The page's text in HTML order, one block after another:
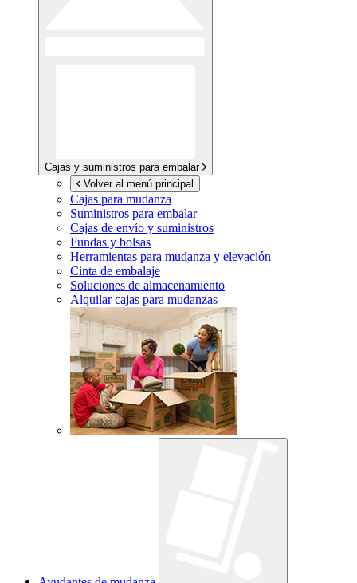
Cajas y suministros para embalar
Volver al menú principal
Cajas para mudanza
Suministros para embalar
Cajas de envío y suministros
Fundas y bolsas
Herramientas para mudanza y elevación
Cinta de embalaje
Soluciones de almacenamiento
Alquilar cajas para mudanzas